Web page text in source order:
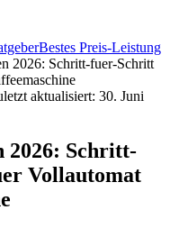
Bestes Preis-Leistung
2026: Schritt-fuer-Schritt
aktualisiert: 30. Juni
2026: Schritt-
Vollautomat